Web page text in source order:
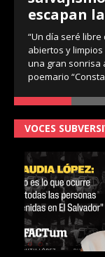
escapan
“Un día seré
abiertos y
una gran sonrisa
poemario
VOCES